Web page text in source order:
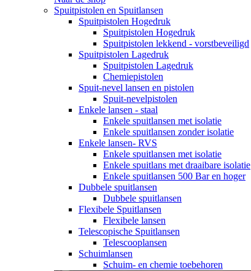
Spuitpistolen en Spuitlansen
Spuitpistolen Hogedruk
Spuitpistolen Hogedruk
Spuitpistolen lekkend - vorstbeveiligd
Spuitpistolen Lagedruk
Spuitpistolen Lagedruk
Chemiepistolen
Spuit-nevel lansen en pistolen
Spuit-nevelpistolen
Enkele lansen - staal
Enkele spuitlansen met isolatie
Enkele spuitlansen zonder isolatie
Enkele lansen- RVS
Enkele spuitlansen met isolatie
Enkele spuitlans met draaibare isolatie
Enkele spuitlansen 500 Bar en hoger
Dubbele spuitlansen
Dubbele spuitlansen
Flexibele Spuitlansen
Flexibele lansen
Telescopische Spuitlansen
Telescooplansen
Schuimlansen
Schuim- en chemie toebehoren